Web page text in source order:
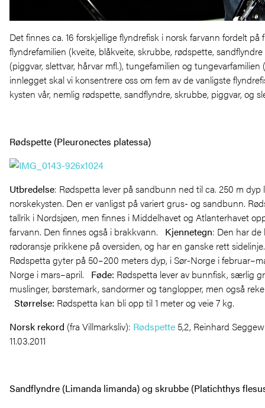
Det finnes ca. 16 forskjellige flyndrefisk i norsk farvann fordelt på
flyndrefamilien (kveite, blåkveite, skrubbe, rødspette, sandflyndre
(piggvar, slettvar, hårvar mfl.), tungefamilien og
innlegget skal vi konsentrere oss om fem av de vanligste
kysten vår, nemlig rødspette, sandflyndre, skrubbe, piggvar, og
Rødspette (Pleuronectes platessa)
Utbredelse: Rødspetta lever på sandbunn ned til ca. 250 m dyp
norskekysten. Den er vanligst på variert grus- og sandbunn.
tallrik i Nordsjøen, men finnes i Middelhavet og Atlanterhavet
farvann. Den finnes også i brakkvann. Kjennetegn: Den har de
rødoransje prikkene på oversiden, og har en ganske rett
Rødspetta gyter på 50–200 meters dyp, i Sør-Norge i
Norge i mars–april. Føde: Rødspetta lever av bunnfisk, særlig
muslinger, børstemark, sandormer og tanglopper, men også
Størrelse: Rødspetta kan bli opp til 1 meter og veie 7 kg.
Norsk rekord (fra Villmarksliv): Rødspette 5,2, Reinhard
11.03.2011
Sandflyndre (Limanda limanda) og skrubbe (Platichthys